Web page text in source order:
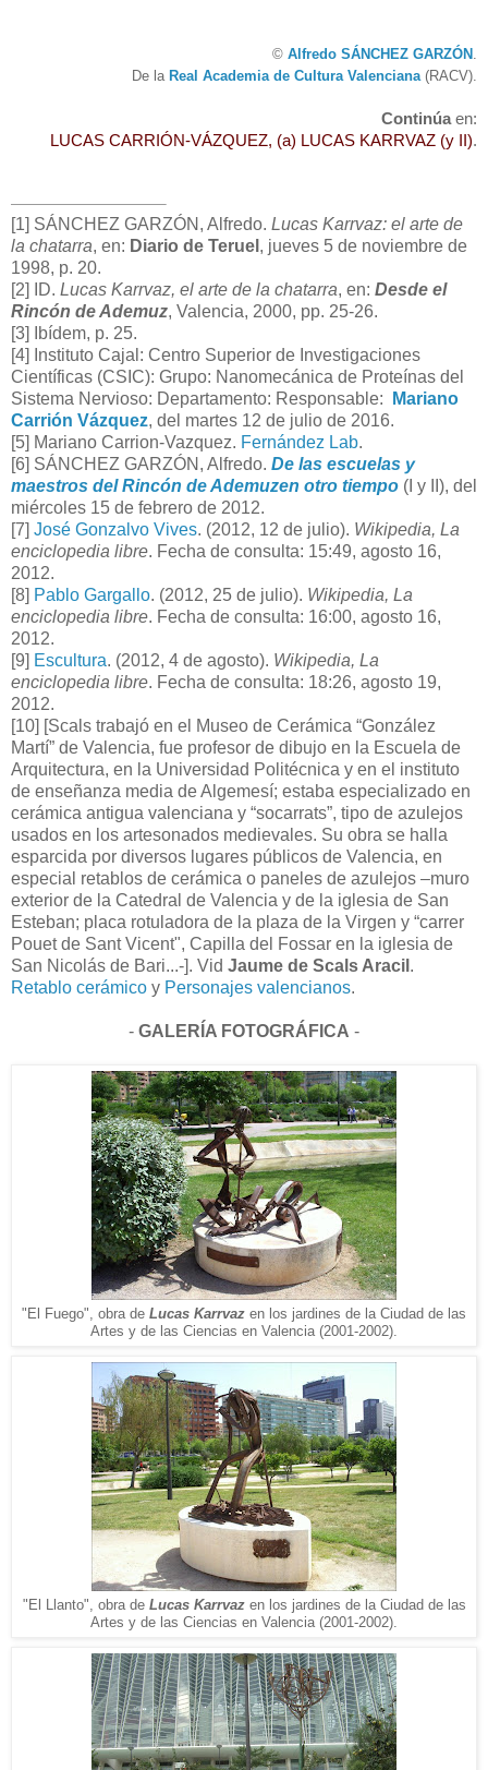
© Alfredo SÁNCHEZ GARZÓN .
De la Real Academia de Cultura Valenciana(RACV).
Continúa en:
LUCAS CARRIÓN-VÁZQUEZ, (a) LUCAS KARRVAZ (y II).
[1] SÁNCHEZ GARZÓN, Alfredo. Lucas Karrvaz: el arte de
la chatarra, en: Diario de Teruel , jueves 5 de noviembre de
1998, p. 20.
[2]
ID. Lucas Karrvaz, el arte de la chatarra, en: Desde el
Rincón de Ademuz, Valencia, 2000, pp. 25-26.
[3]
Ibídem, p. 25.
[4]
Instituto Cajal: Centro Superior de Investigaciones
Científicas (CSIC): Grupo: Nanomecánica de Proteínas del
Sistema Nervioso: Departamento: Responsable:
Mariano
Carrión Vázquez, del martes 12 de julio de 2016.
[5] Mariano Carrion-Vazquez. Fernández Lab.
[6] SÁNCHEZ GARZÓN, Alfredo. De las escuelas y
maestros del Rincón de Ademuzen otro tiempo (I y II), del
miércoles 15 de febrero de 2012.
[7] José Gonzalvo Vives. (2012, 12 de julio). Wikipedia, La
enciclopedia libre. Fecha de consulta: 15:49, agosto 16,
2012.
[8] Pablo Gargallo. (2012, 25 de julio). Wikipedia, La
enciclopedia libre. Fecha de consulta: 16:00, agosto 16,
2012.
[9] Escultura. (2012, 4 de agosto). Wikipedia, La
enciclopedia libre. Fecha de consulta: 18:26, agosto 19,
2012.
[10] [Scals trabajó en el Museo de Cerámica “González
Martí” de Valencia, fue profesor de dibujo en la Escuela de
Arquitectura, en la Universidad Politécnica y en el instituto
de enseñanza media de Algemesí; estaba especializado en
cerámica antigua valenciana y “socarrats”, tipo de azulejos
usados en los artesonados medievales. Su obra se halla
esparcida por diversos lugares públicos de Valencia, en
especial retablos de cerámica o paneles de azulejos –muro
exterior de la Catedral de Valencia y de la iglesia de San
Esteban; placa rotuladora de la plaza de la Virgen y “carrer
Pouet de Sant Vicent", Capilla del Fossar en la iglesia de
San Nicolás de Bari...-]. Vid Jaume de Scals Aracil .
Retablo cerámico y Personajes valencianos.
- GALERÍA FOTOGRÁFICA -
"El Fuego", obra de Lucas Karrvaz en los jardines de la Ciudad de las
Artes y de las Ciencias en Valencia (2001-2002).
"El Llanto", obra de Lucas Karrvazen los jardines de la Ciudad de las
Artes y de las Ciencias en Valencia (2001-2002).